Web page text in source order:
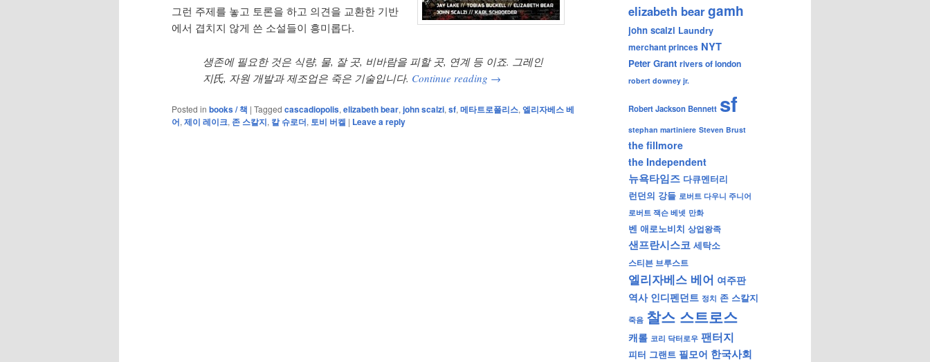
그런 주제를 놓고 토론을 하고 의견을 교환한 기반
에서 겹치지 않게 쓴 소설들이 흥미롭다.
생존에 필요한 것은 식량, 물, 잘 곳, 비바람을 피할 곳, 연계 등 이죠. 그레인
지氏, 자원 개발과 제조업은 죽은 기술입니다. Continue reading →
Posted in books / 책 | Tagged cascadiopolis, elizabeth bear, john scalzi, sf, 메타트로폴리스, 엘리자베스 베
어, 제이 레이크, 존 스칼지, 칼 슈로더, 토비 버켈 | Leave a reply
elizabeth beargamh
john scalzi Laundry
merchant princes NYT
Peter Grant rivers of london
robert downey jr.
Robert Jackson Bennett sf
stephan martiniere Steven Brust
the fillmore
the Independent
뉴욕타임즈 다큐멘터리
런던의 강들 로버트 다우니 주니어
로버트 잭슨 베넷 만화
벤 애로노비치 상업왕족
샌프란시스코 세탁소
스티븐 브루스트
엘리자베스 베어 여주판
역사 인디펜던트 정치 존 스칼지
죽음 찰스 스트로스
캐롤 코리 닥터로우 팬터지
피터 그랜트 필모어 한국사회